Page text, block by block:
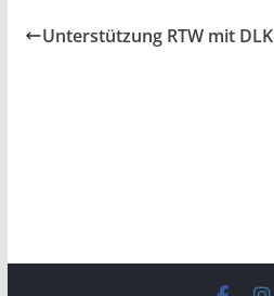
Unterstützung RTW mit DLK